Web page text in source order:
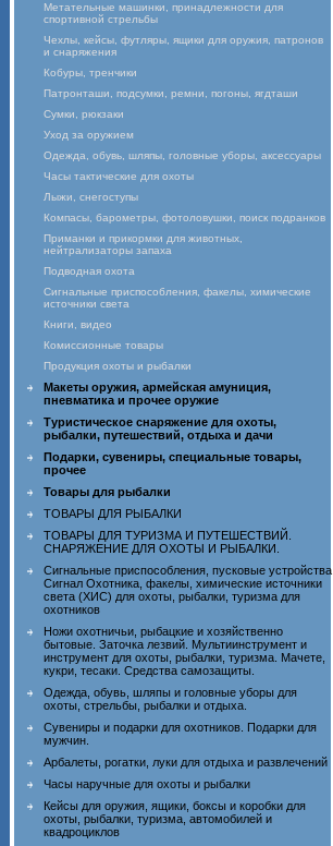
Метательные машинки, принадлежности для
спортивной стрельбы
Чехлы, кейсы, футляры, ящики для оружия, патронов
и снаряжения
Кобуры, тренчики
Патронташи, подсумки, ремни, погоны, ягдташи
Сумки, рюкзаки
Уход за оружием
Одежда, обувь, шляпы, головные уборы, аксессуары
Часы тактические для охоты
Лыжи, снегоступы
Компасы, барометры, фотоловушки, поиск подранков
Приманки и прикормки для животных,
нейтрализаторы запаха
Подводная охота
Сигнальные приспособления, факелы, химические
источники света
Книги, видео
Комиссионные товары
Продукция охоты и рыбалки
Макеты оружия, армейская амуниция,
пневматика и прочее оружие
Туристическое снаряжение для охоты,
рыбалки, путешествий, отдыха и дачи
Подарки, сувениры, специальные товары,
прочее
Товары для рыбалки
ТОВАРЫ ДЛЯ РЫБАЛКИ
ТОВАРЫ ДЛЯ ТУРИЗМА И ПУТЕШЕСТВИЙ.
СНАРЯЖЕНИЕ ДЛЯ ОХОТЫ И РЫБАЛКИ.
Сигнальные приспособления, пусковые устройства
Сигнал Охотника, факелы, химические источники
света (ХИС) для охоты, рыбалки, туризма для
охотников
Ножи охотничьи, рыбацкие и хозяйственно
бытовые. Заточка лезвий. Мультиинструмент и
инструмент для охоты, рыбалки, туризма. Мачете,
кукри, тесаки. Средства самозащиты.
Одежда, обувь, шляпы и головные уборы для
охоты, стрельбы, рыбалки и отдыха.
Сувениры и подарки для охотников. Подарки для
мужчин.
Арбалеты, рогатки, луки для отдыха и развлечений
Часы наручные для охоты и рыбалки
Кейсы для оружия, ящики, боксы и коробки для
охоты, рыбалки, туризма, автомобилей и
квадроциклов